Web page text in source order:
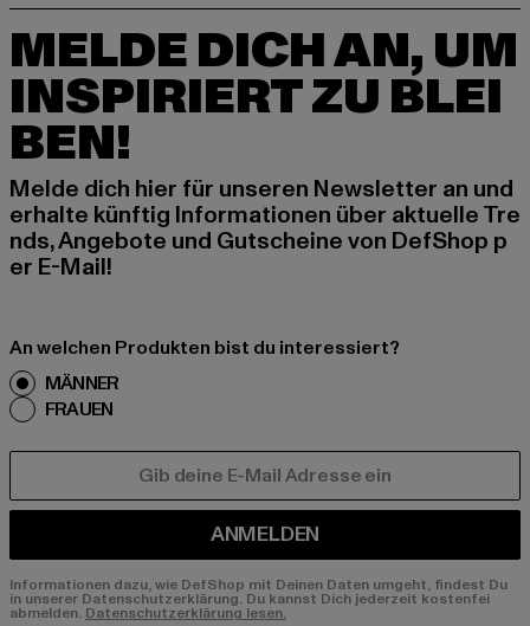
MELDE DICH AN, UM
INSPIRIERT ZU BLEI
BEN!
Melde dich hier für unseren Newsletter an und
erhalte künftig Informationen über aktuelle Tre
nds, Angebote und Gutscheine von DefShop p
er E-Mail!
An welchen Produkten bist du interessiert?
MÄNNER
FRAUEN
ANMELDEN
Informationen dazu, wie DefShop mit Deinen Daten umgeht, findest Du
in unserer Datenschutzerklärung. Du kannst Dich jederzeit kostenfei
abmelden. Datenschutzerklärung lesen.